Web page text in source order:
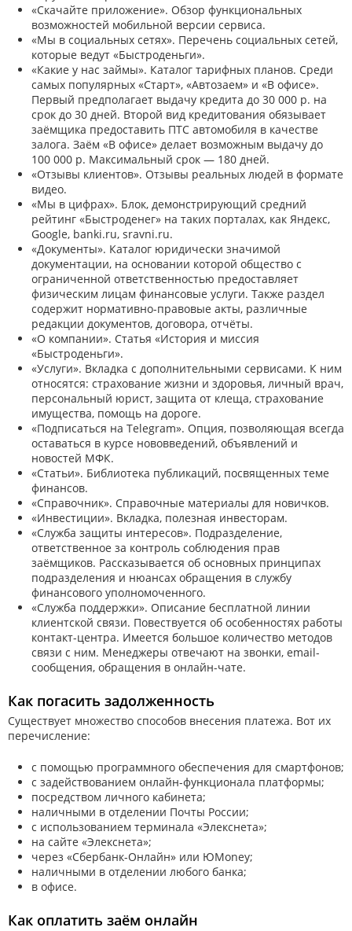
«Скачайте приложение». Обзор функциональных
возможностей мобильной версии сервиса.
«Мы в социальных сетях». Перечень социальных сетей,
которые ведут «Быстроденьги».
«Какие у нас займы». Каталог тарифных планов. Среди
самых популярных «Старт», «Автозаем» и «В офисе».
Первый предполагает выдачу кредита до 30 000 р. на
срок до 30 дней. Второй вид кредитования обязывает
заёмщика предоставить ПТС автомобиля в качестве
залога. Заём «В офисе» делает возможным выдачу до
100 000 р. Максимальный срок — 180 дней.
«Отзывы клиентов». Отзывы реальных людей в формате
видео.
«Мы в цифрах». Блок, демонстрирующий средний
рейтинг «Быстроденег» на таких порталах, как Яндекс,
Google, banki.ru, sravni.ru.
«Документы». Каталог юридически значимой
документации, на основании которой общество с
ограниченной ответственностью предоставляет
физическим лицам финансовые услуги. Также раздел
содержит нормативно-правовые акты, различные
редакции документов, договора, отчёты.
«О компании». Статья «История и миссия
«Быстроденьги».
«Услуги». Вкладка с дополнительными сервисами. К ним
относятся: страхование жизни и здоровья, личный врач,
персональный юрист, защита от клеща, страхование
имущества, помощь на дороге.
«Подписаться на Telegram». Опция, позволяющая всегда
оставаться в курсе нововведений, объявлений и
новостей МФК.
«Статьи». Библиотека публикаций, посвященных теме
финансов.
«Справочник». Справочные материалы для новичков.
«Инвестиции». Вкладка, полезная инвесторам.
«Служба защиты интересов». Подразделение,
ответственное за контроль соблюдения прав
заёмщиков. Рассказывается об основных принципах
подразделения и нюансах обращения в службу
финансового уполномоченного.
«Служба поддержки». Описание бесплатной линии
клиентской связи. Повествуется об особенностях работы
контакт-центра. Имеется большое количество методов
связи с ним. Менеджеры отвечают на звонки, email-
сообщения, обращения в онлайн-чате.
Как погасить задолженность
Существует множество способов внесения платежа. Вот их
перечисление:
с помощью программного обеспечения для смартфонов;
с задействованием онлайн-функционала платформы;
посредством личного кабинета;
наличными в отделении Почты России;
с использованием терминала «Элекснета»;
на сайте «Элекснета»;
через «Сбербанк-Онлайн» или ЮMoney;
наличными в отделении любого банка;
в офисе.
Как оплатить заём онлайн